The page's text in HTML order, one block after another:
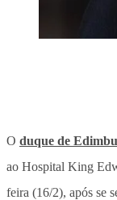
O duque de
ao Hospital King
feira (16/2), após se